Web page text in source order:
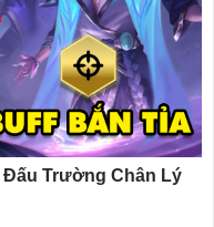
Đấu Trường Chân Lý